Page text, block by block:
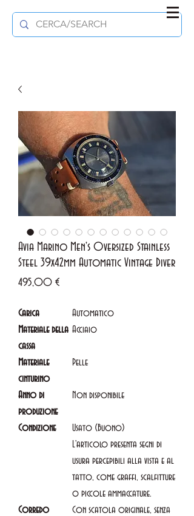
Avia Marino Men's Oversized Stainless
Steel 39x42mm Automatic Vintage Diver
495,00 €Prezzo
Carica
Automatico
Materiale della
cassa
Acciaio
Materiale
cinturino
Pelle
Anno di
produzione
Non disponibile
Condizione
Usato (Buono)
L'articolo presenta segni di
usura percepibili alla vista e al
tatto, come graffi, scalfitture
o piccole ammaccature.
Corredo
Con scatola originale, senza